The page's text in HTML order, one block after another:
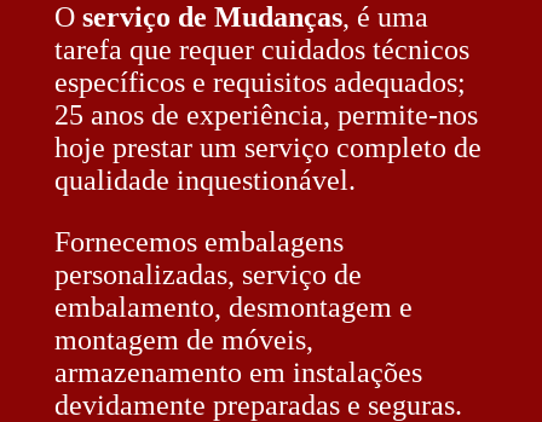
O serviço de Mudanças, é uma
tarefa que requer cuidados técnicos
específicos e requisitos adequados;
25 anos de experiência, permite-nos
hoje prestar um serviço completo de
qualidade inquestionável.
Fornecemos embalagens
personalizadas, serviço de
embalamento, desmontagem e
montagem de móveis,
armazenamento em instalações
devidamente preparadas e seguras.